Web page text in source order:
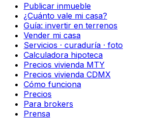
Publicar inmueble
¿Cuánto vale mi casa?
Guía: invertir en terrenos
Vender mi casa
Servicios · curaduría · foto
Calculadora hipoteca
Precios vivienda MTY
Precios vivienda CDMX
Cómo funciona
Precios
Para brokers
Prensa